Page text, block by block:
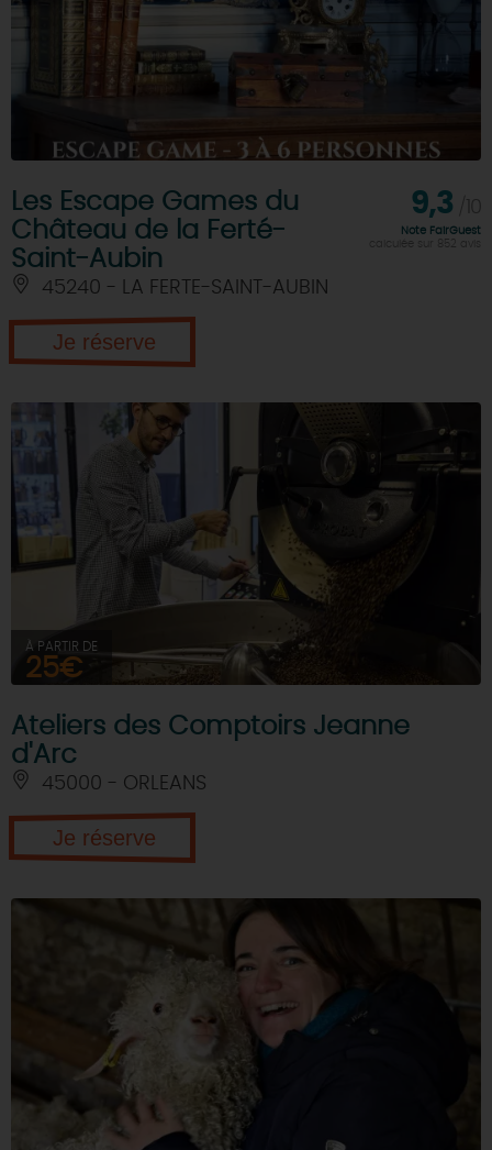
Les Escape Games du
Château de la Ferté-
Saint-Aubin
45240 - LA FERTE-SAINT-AUBIN
9,3
Note FairGuest
calculée sur 852 avis
Je réserve
À PARTIR DE
25€
Ateliers des Comptoirs Jeanne
d'Arc
45000 - ORLEANS
Je réserve